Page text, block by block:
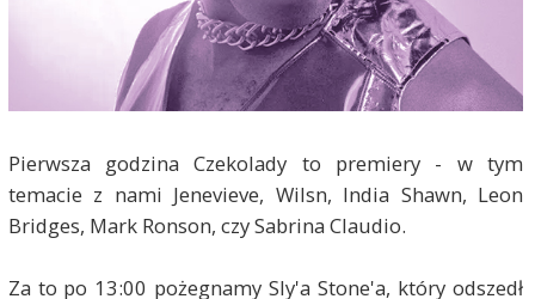
Pierwsza godzina Czekolady to premiery - w tym
temacie z nami Jenevieve, Wilsn, India Shawn, Leon
Bridges, Mark Ronson, czy Sabrina Claudio.
Za to po 13:00 pożegnamy Sly'a Stone'a, który odszedł